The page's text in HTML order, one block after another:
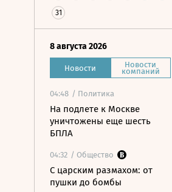
31
8 августа 2026
Новости Новости
компаний
04:48 / Политика
На подлете к Москве
уничтожены еще шесть
БПЛА
04:32 / Общество
С царским размахом: от
пушки до бомбы